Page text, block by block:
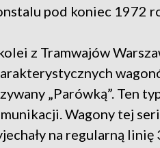
pod koniec 1972
z Tramwajów
„Parówką”. Ten
Wagony tej
na regularną